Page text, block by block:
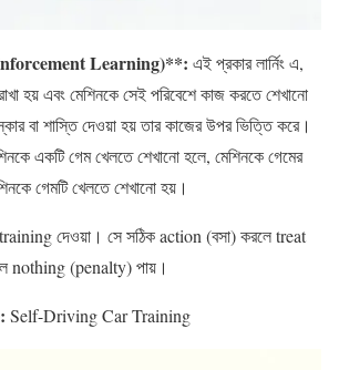
Learning)**: এই প্রকার লার্নিং এ,
হয় এবং মেশিনকে সেই পরিবেশে কাজ করতে শেখানো
বা শাস্তি দেওয়া হয় তার কাজের উপর ভিত্তি করে।
একটি গেম খেলতে শেখানো হলে, মেশিনকে গেমের
গেমটি খেলতে শেখানো হয়।
দেওয়া। সে সঠিক action (বসা) করলে treat
nothing (penalty) পায়।
Self-Driving Car Training